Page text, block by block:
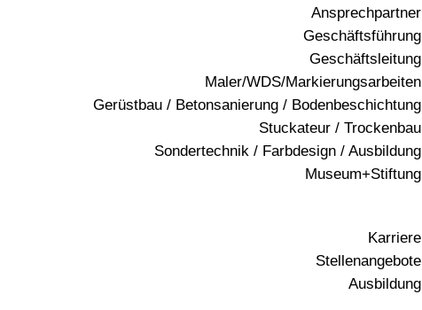
Ansprechpartner
Geschäftsführung
Geschäftsleitung
Maler/WDS/Markierungsarbeiten
Gerüstbau / Betonsanierung / Bodenbeschichtung
Stuckateur / Trockenbau
Sondertechnik / Farbdesign / Ausbildung
Museum+Stiftung
Karriere
Stellenangebote
Ausbildung